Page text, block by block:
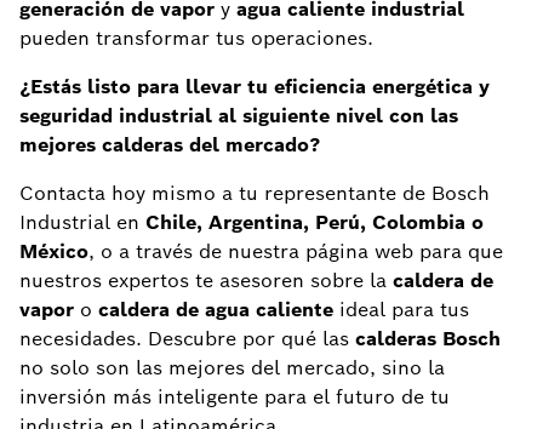
generación de vapor y agua caliente industrial
pueden transformar tus operaciones.
¿Estás listo para llevar tu eficiencia energética y
seguridad industrial al siguiente nivel con las
mejores calderas del mercado?
Contacta hoy mismo a tu representante de Bosch
Industrial en Chile, Argentina, Perú, Colombia o
México, o a través de nuestra página web para que
nuestros expertos te asesoren sobre la caldera de
vapor o caldera de agua caliente ideal para tus
necesidades. Descubre por qué las calderas Bosch
no solo son las mejores del mercado, sino la
inversión más inteligente para el futuro de tu